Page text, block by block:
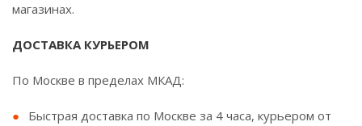
магазинах.
ДОСТАВКА КУРЬЕРОМ
По Москве в пределах МКАД:
Быстрая доставка по Москве за 4 часа, курьером от